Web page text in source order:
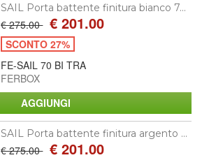
SAIL Porta battente finitura bianco 7...
€ 275.00 € 201.00
SCONTO 27%
FE-SAIL 70 BI TRA
FERBOX
SAIL Porta battente finitura argento ...
€ 275.00 € 201.00